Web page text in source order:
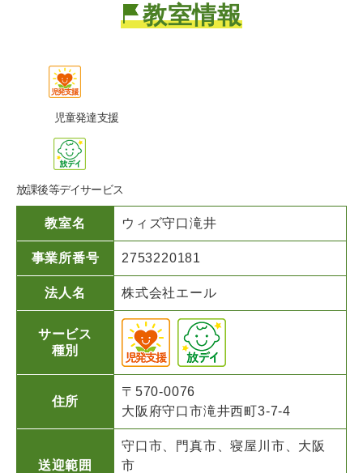
教室情報
児童発達支援
放課後等デイサービス
教室名 ウィズ守口滝井
事業所番号 2753220181
法人名 株式会社エール
サービス
種別
住所
〒570-0076
大阪府守口市滝井西町3-7-4
送迎範囲
守口市、門真市、寝屋川市、大阪
市